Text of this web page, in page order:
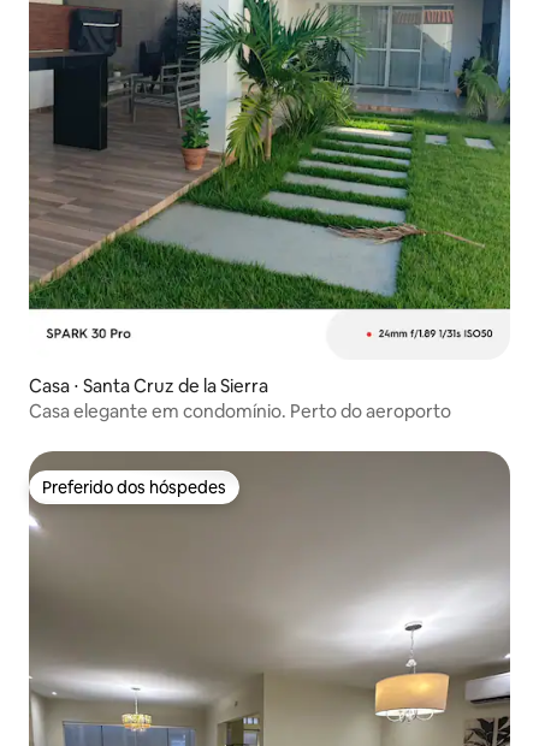
Casa ⋅ Santa Cruz de la Sierra
Casa elegante em condomínio. Perto do aeroporto
Preferido dos hóspedes
Preferido dos hóspedes